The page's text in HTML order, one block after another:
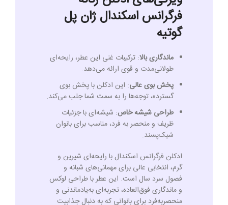
فرگرانس اسکندال ژان پل
گوتیه
ماندگاری بالا: ترکیبات غنی این عطر، رایحه‌ای
طولانی‌مدت و قوی ارائه می‌دهد.
پخش بوی عالی: این ادکلن با پخش بوی
گسترده، توجه‌ها را به سمت شما جلب می‌کند.
طراحی شیشه خاص: شیشه‌ای با جزئیات
ظریف و منحصر به فرد، مناسب برای بانوان
شیک‌پسند.
ادکلن فرگرانس اسکندال با رایحه‌ای شیرین و
گرم، انتخابی عالی برای مهمانی‌های شبانه و
فصول سرد سال است. این عطر با طراحی لوکس
و ماندگاری فوق‌العاده، تجربه‌ای به‌یادماندنی و
منحصربه‌فرد برای بانوانی که به دنبال جذابیت